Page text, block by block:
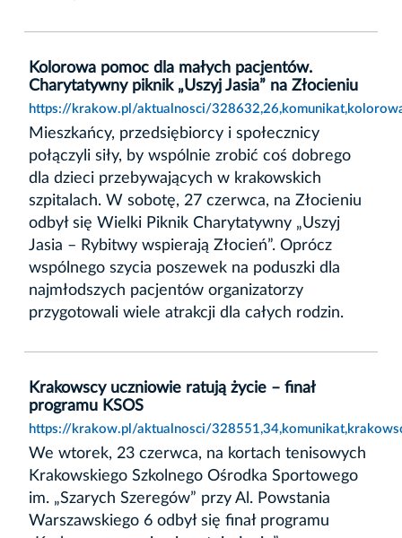
Kolorowa pomoc dla małych pacjentów.
Charytatywny piknik „Uszyj Jasia” na Złocieniu
https://krakow.pl/aktualnosci/
Mieszkańcy, przedsiębiorcy i społecznicy
połączyli siły, by wspólnie zrobić coś dobrego
dla dzieci przebywających w krakowskich
szpitalach. W sobotę, 27 czerwca, na Złocieniu
odbył się Wielki Piknik Charytatywny „Uszyj
Jasia – Rybitwy wspierają Złocień”. Oprócz
wspólnego szycia poszewek na poduszki dla
najmłodszych pacjentów organizatorzy
przygotowali wiele atrakcji dla całych rodzin.
Krakowscy uczniowie ratują życie – finał
programu KSOS
https://krakow.pl/aktualnosci/
We wtorek, 23 czerwca, na kortach tenisowych
Krakowskiego Szkolnego Ośrodka Sportowego
im. „Szarych Szeregów” przy Al. Powstania
Warszawskiego 6 odbył się finał programu